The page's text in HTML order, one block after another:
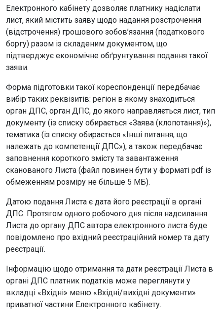
Електронного кабінету дозволяє платнику надіслати
лист, який містить заяву щодо надання розстрочення
(відстрочення) грошового зобов’язання (податкового
боргу) разом із складеним документом, що
підтверджує економічне обґрунтування подання такої
заяви.
Форма підготовки такої кореспонденції передбачає
вибір таких реквізитів: регіон в якому знаходиться
орган ДПС, орган ДПС, до якого направляється лист, тип
документу (із списку обирається «Заява (клопотання)»),
тематика (із списку обирається «Інші питання, що
належать до компетенції ДПС»), а також передбачає
заповнення короткого змісту та завантаження
сканованого Листа (файл повинен бути у форматі pdf із
обмеженням розміру не більше 5 МБ).
Датою подання Листа є дата його реєстрації в органі
ДПС. Протягом одного робочого дня після надсилання
Листа до органу ДПС автора електронного листа буде
повідомлено про вхідний реєстраційний номер та дату
реєстрації.
Інформацію щодо отримання та дати реєстрації Листа в
органі ДПС платник податків може переглянути у
вкладці «Вхідні» меню «Вхідні/вихідні документи»
приватної частини Електронного кабінету.